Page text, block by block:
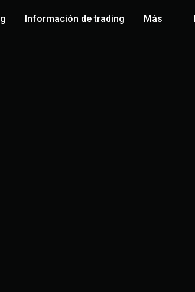
Información de trading Más